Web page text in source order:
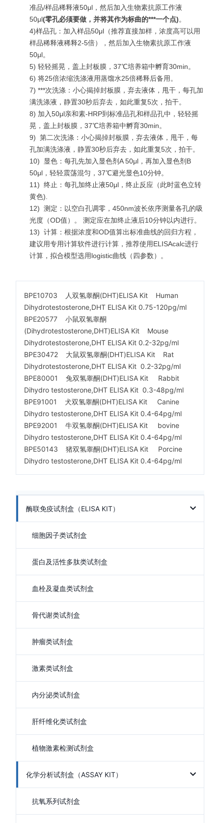
准品/样品稀释液50μl，然后加入生物素抗原工作液
50μl(零孔必须要做，并将其作为标曲的***一个点)。
4)样品孔：加入样品50μl（推荐直接加样，浓度高可以用
样品稀释液稀释2-5倍），然后加入生物素抗原工作液
50μl。
5) 轻轻摇晃，盖上封板膜，37℃培养箱中孵育30min。
6) 将25倍浓缩洗涤液用蒸馏水25倍稀释后备用。
7) ***次洗涤：小心揭掉封板膜，弃去液体，甩干，每孔加
满洗涤液，静置30秒后弃去，如此重复5次，拍干。
8) 加入50μl亲和素-HRP到标准品孔和样品孔中，轻轻摇
晃，盖上封板膜，37℃培养箱中孵育30min。
9) 第二次洗涤：小心揭掉封板膜，弃去液体，甩干，每
孔加满洗涤液，静置30秒后弃去，如此重复5次，拍干。
10)
显色：每孔先加入显色剂A 50μl，再加入显色剂B
50μl，轻轻震荡混匀，37℃避光显色10分钟。
11) 终止：每孔加终止液50μl，终止反应（此时蓝色立转
黄色).
12) 测定：以空白孔调零，450nm波长依序测量各孔的吸
光度（OD值）。 测定应在加终止液后10分钟以内进行。
13) 计算：根据浓度和OD值算出标准曲线的回归方程，
建议用专用计算软件进行计算，推荐使用ELISAcalc进行
计算，拟合模型选用logistic曲线（四参数）。
BPE10703 人双氢睾酮(DHT)ELISA Kit Human
Dihydrotestosterone,DHT ELISA Kit 0.75-120pg/ml
BPE20577 小鼠双氢睾酮
(Dihydrotestosterone,DHT)ELISA Kit Mouse
Dihydrotestosterone,DHT ELISA Kit 0.2-32pg/ml
BPE30472 大鼠双氢睾酮(DHT)ELISA Kit Rat
Dihydrotestosterone,DHT ELISA Kit 0.2-32pg/ml
BPE80001 兔双氢睾酮(DHT)ELISA Kit Rabbit
Dihydro testosterone,DHT ELISA Kit 0.3-48pg/ml
BPE91001 犬双氢睾酮(DHT)ELISA Kit Canine
Dihydro testosterone,DHT ELISA Kit 0.4-64pg/ml
BPE92001 牛双氢睾酮(DHT)ELISA Kit bovine
Dihydro testosterone,DHT ELISA Kit 0.4-64pg/ml
BPE50143 猪双氢睾酮(DHT)ELISA Kit Porcine
Dihydro testosterone,DHT ELISA Kit 0.4-64pg/ml
酶联免疫试剂盒（ELISA KIT）
细胞因子类试剂盒
蛋白及活性多肽类试剂盒
血栓及凝血类试剂盒
骨代谢类试剂盒
肿瘤类试剂盒
激素类试剂盒
内分泌类试剂盒
肝纤维化类试剂盒
植物激素检测试剂盒
化学分析试剂盒（ASSAY KIT）
抗氧系列试剂盒